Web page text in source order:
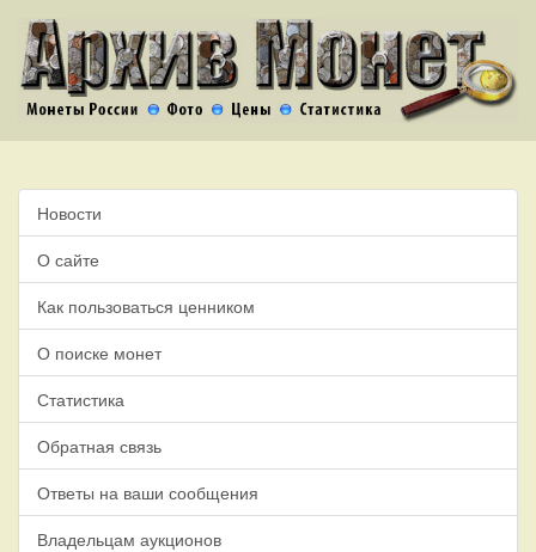
Новости
О сайте
Как пользоваться ценником
О поиске монет
Статистика
Обратная связь
Ответы на ваши сообщения
Владельцам аукционов